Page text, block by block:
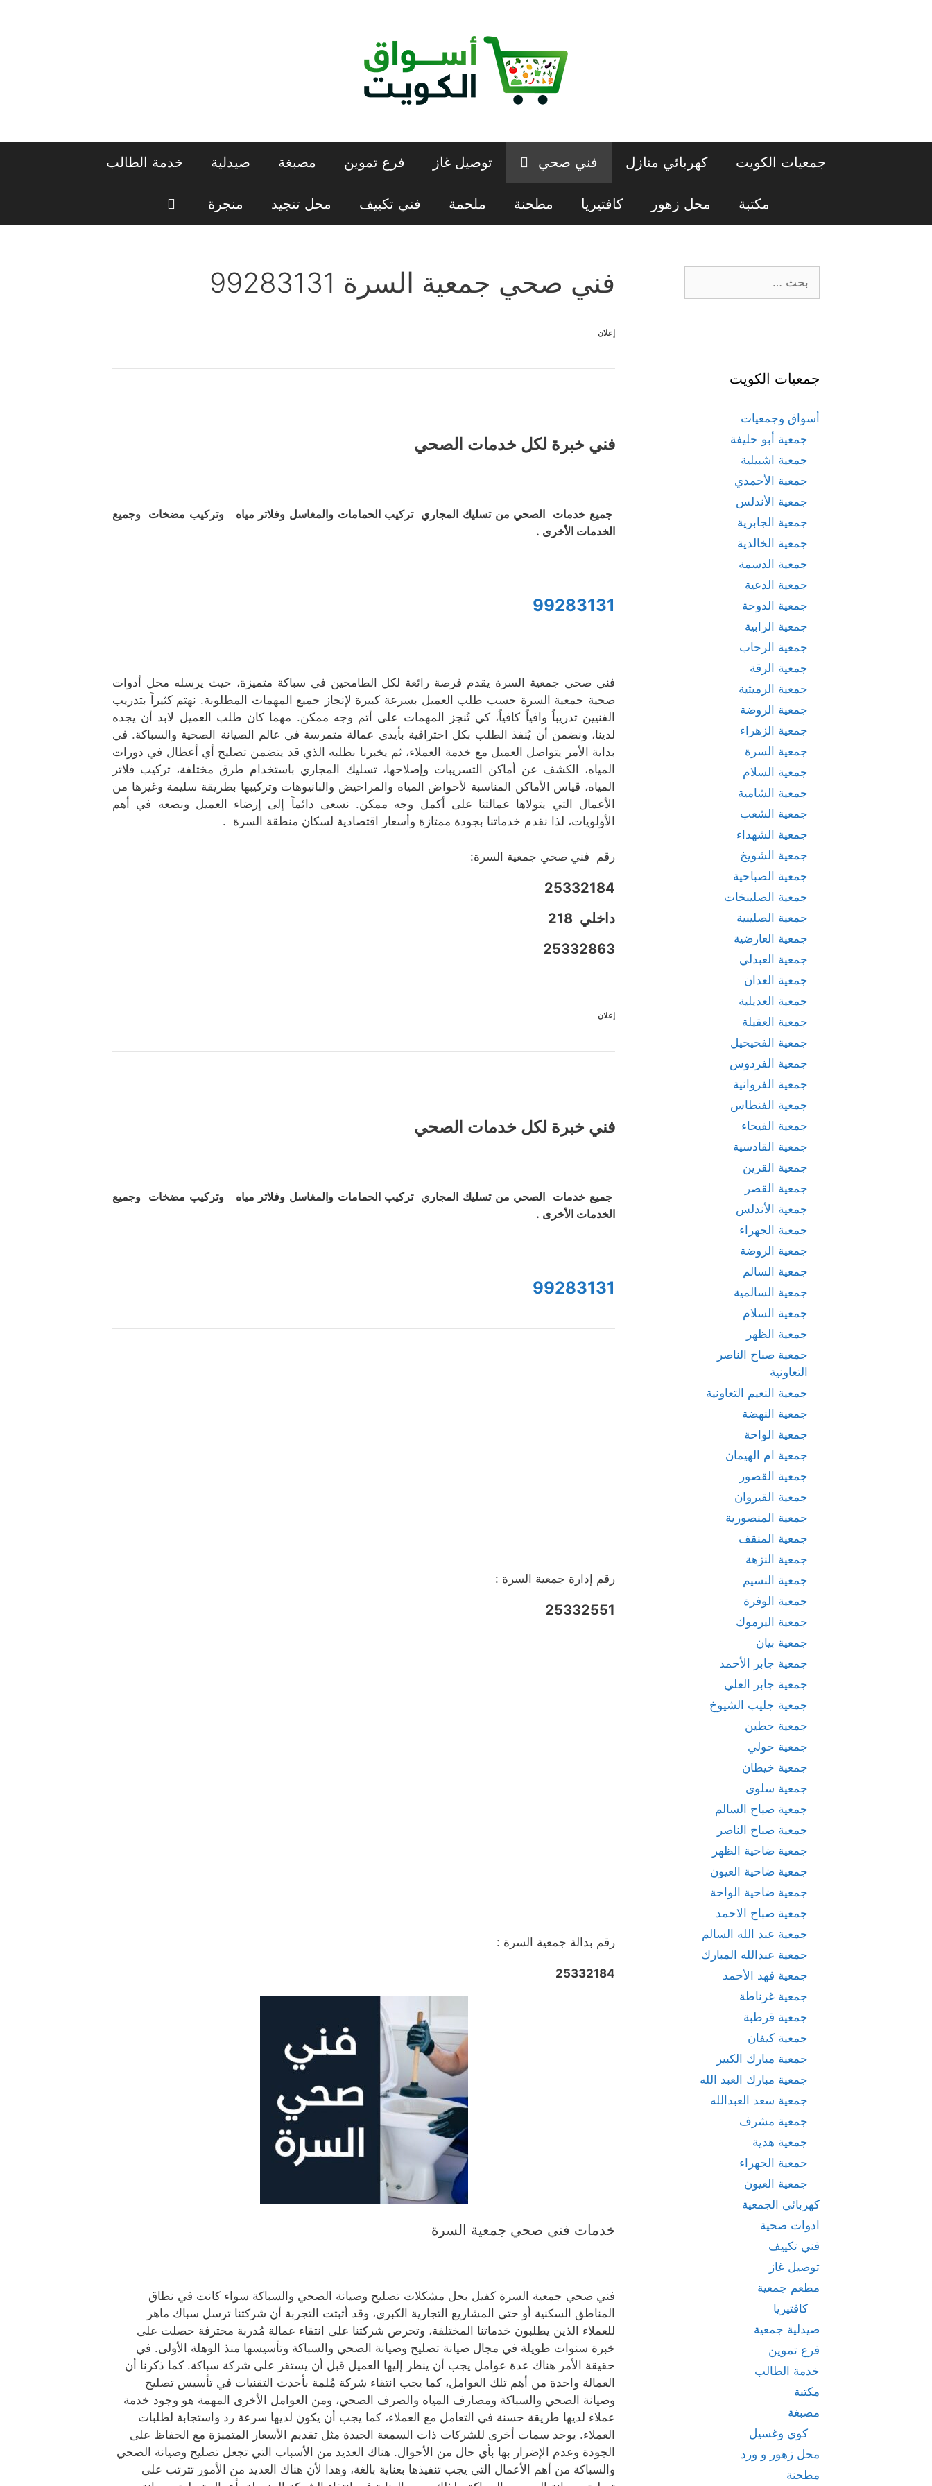
جمعيات الكويت كهربائي منازل فني صحي توصيل غاز فرع تموين مصبغة صيدلية خدمة الطالب
مكتبة محل زهور كافتيريا مطحنة ملحمة فني تكييف محل تنجيد منجرة
فني صحي جمعية السرة 99283131
إعلان
فني خبرة لكل خدمات الصحي
جميع خدمات الصحي من تسليك المجاري تركيب الحمامات والمغاسل وفلاتر مياه وتركيب مضخات وجميع
الخدمات الأخرى .
99283131
فني صحي جمعية السرة يقدم فرصة رائعة لكل الطامحين في سباكة متميزة، حيث يرسله محل أدوات
صحية جمعية السرة حسب طلب العميل بسرعة كبيرة لإنجاز جميع المهمات المطلوبة. نهتم كثيراً بتدريب
الفنيين تدريباً وافياً كافياً، كي تُنجز المهمات على أتم وجه ممكن. مهما كان طلب العميل لابد أن يجده
لدينا، ونضمن أن يُنفذ الطلب بكل احترافية بأيدي عمالة متمرسة في عالم الصيانة الصحية والسباكة. في
بداية الأمر يتواصل العميل مع خدمة العملاء، ثم يخبرنا بطلبه الذي قد يتضمن تصليح أي أعطال في دورات
المياه، الكشف عن أماكن التسريبات وإصلاحها، تسليك المجاري باستخدام طرق مختلفة، تركيب فلاتر
المياه، قياس الأماكن المناسبة لأحواض المياه والمراحيض والبانيوهات وتركيبها بطريقة سليمة وغيرها من
الأعمال التي يتولاها عمالتنا على أكمل وجه ممكن. نسعى دائماً إلى إرضاء العميل ونضعه في أهم
الأولويات، لذا نقدم خدماتنا بجودة ممتازة وأسعار اقتصادية لسكان منطقة السرة .
رقم فني صحي جمعية السرة:
25332184
داخلي 218
25332863
إعلان
فني خبرة لكل خدمات الصحي
جميع خدمات الصحي من تسليك المجاري تركيب الحمامات والمغاسل وفلاتر مياه وتركيب مضخات وجميع
الخدمات الأخرى .
99283131
رقم إدارة جمعية السرة :
25332551
رقم بدالة جمعية السرة :
25332184
خدمات فني صحي جمعية السرة
فني صحي جمعية السرة كفيل بحل مشكلات تصليح وصيانة الصحي والسباكة سواء كانت في نطاق
المناطق السكنية أو حتى المشاريع التجارية الكبرى، وقد أثبتت التجربة أن شركتنا ترسل سباك ماهر
للعملاء الذين يطلبون خدماتنا المختلفة، وتحرص شركتنا على انتقاء عمالة مُدربة محترفة حصلت على
خبرة سنوات طويلة في مجال صيانة تصليح وصيانة الصحي والسباكة وتأسيسها منذ الوهلة الأولى. في
حقيقة الأمر هناك عدة عوامل يجب أن ينظر إليها العميل قبل أن يستقر على شركة سباكة. كما ذكرنا أن
العمالة واحدة من أهم تلك العوامل، كما يجب انتقاء شركة مُلمة بأحدث التقنيات في تأسيس تصليح
وصيانة الصحي والسباكة ومصارف المياه والصرف الصحي، ومن العوامل الأخرى المهمة هو وجود خدمة
عملاء لديها طريقة حسنة في التعامل مع العملاء، كما يجب أن يكون لديها سرعة رد واستجابة لطلبات
العملاء. يوجد سمات أخرى للشركات ذات السمعة الجيدة مثل تقديم الأسعار المتميزة مع الحفاظ على
الجودة وعدم الإضرار بها بأي حال من الأحوال. هناك العديد من الأسباب التي تجعل تصليح وصيانة الصحي
والسباكة من أهم الأعمال التي يجب تنفيذها بعناية بالغة، وهذا لأن هناك العديد من الأمور تترتب على
عن:
جمعيات الكويت
أسواق وجمعيات
جمعية أبو حليفة
جمعية اشبيلية
جمعية الأحمدي
جمعية الأندلس
جمعية الجابرية
جمعية الخالدية
جمعية الدسمة
جمعية الدعية
جمعية الدوحة
جمعية الرابية
جمعية الرحاب
جمعية الرقة
جمعية الرميثية
جمعية الروضة
جمعية الزهراء
جمعية السرة
جمعية السلام
جمعية الشامية
جمعية الشعب
جمعية الشهداء
جمعية الشويخ
جمعية الصباحية
جمعية الصليبخات
جمعية الصليبية
جمعية العارضية
جمعية العبدلي
جمعية العدان
جمعية العديلية
جمعية العقيلة
جمعية الفحيحيل
جمعية الفردوس
جمعية الفروانية
جمعية الفنطاس
جمعية الفيحاء
جمعية القادسية
جمعية القرين
جمعية القصر
جمعية الأندلس
جمعية الجهراء
جمعية الروضة
جمعية السالم
جمعية السالمية
جمعية السلام
جمعية الظهر
جمعية صباح الناصر
التعاونية
جمعية النعيم التعاونية
جمعية النهضة
جمعية الواحة
جمعية ام الهيمان
جمعية القصور
جمعية القيروان
جمعية المنصورية
جمعية المنقف
جمعية النزهة
جمعية النسيم
جمعية الوفرة
جمعية اليرموك
جمعية بيان
جمعية جابر الأحمد
جمعية جابر العلي
جمعية جليب الشيوخ
جمعية حطين
جمعية حولي
جمعية خيطان
جمعية سلوى
جمعية صباح السالم
جمعية صباح الناصر
جمعية ضاحية الظهر
جمعية ضاحية العيون
جمعية ضاحية الواحة
جمعية صباح الاحمد
جمعية عبد الله السالم
جمعية عبدالله المبارك
جمعية فهد الأحمد
جمعية غرناطة
جمعية قرطبة
جمعية كيفان
جمعية مبارك الكبير
جمعية مبارك العبد الله
جمعية سعد العبدالله
جمعية مشرف
جمعية هدية
حمعية الجهراء
جمعية العيون
كهربائي الجمعية
ادوات صحية
فني تكييف
توصيل غاز
مطعم جمعية
كافتيريا
صيدلية جمعية
فرع تموين
خدمة الطالب
مكتبة
مصبغة
كوي وغسيل
محل زهور و ورد
مطحنة